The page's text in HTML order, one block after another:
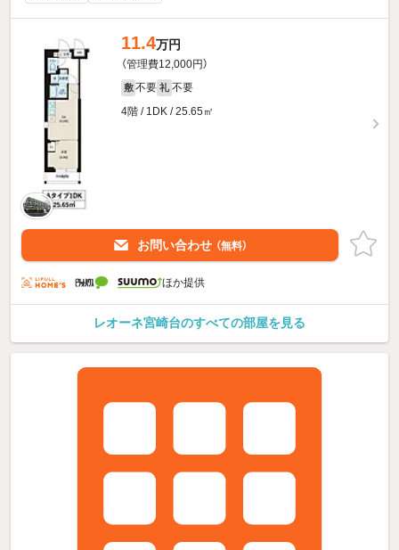
11.4万円
（管理費12,000円）
敷 不要 礼 不要
4階 / 1DK / 25.65㎡
お問い合わせ （無料）
ほか提供
レオーネ宮崎台のすべての部屋を見る